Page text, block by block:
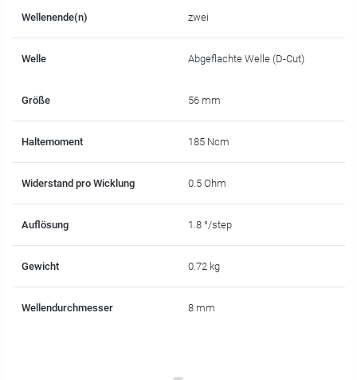
Wellenende(n) zwei
Welle Abgeflachte Welle (D-Cut)
Größe 56 mm
Haltemoment 185 Ncm
Widerstand pro Wicklung 0.5 Ohm
Auflösung 1.8 °/step
Gewicht 0.72 kg
Wellendurchmesser 8 mm